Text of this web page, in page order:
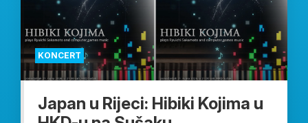
KONCERT
Japan u Rijeci: Hibiki Kojima u